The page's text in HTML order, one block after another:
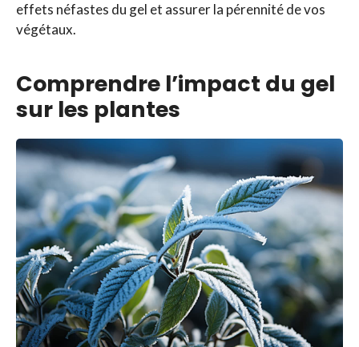
effets néfastes du gel et assurer la pérennité de vos
végétaux.
Comprendre l’impact du gel
sur les plantes